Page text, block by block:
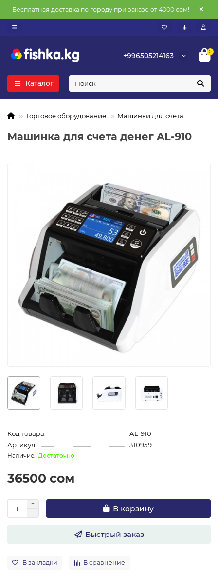
Бесплатная доставка по городу при заказе от 4000 сом!
+996505214163 0
Каталог
Торговое оборудование Машинки для счета
Машинка для счета денег AL-910
Код товара:
AL-910
Артикул:
310959
Достаточно
36500 сом
В корзину
Быстрый заказ
В закладки В сравнение